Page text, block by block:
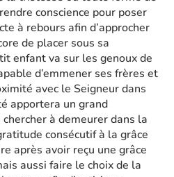
conscience pour poser
à rebours afin d’approcher
de placer sous sa
enfant va sur les genoux de
d’emmener ses frères et
avec le Seigneur dans
apportera un grand
à demeurer dans la
consécutif à la grâce
après avoir reçu une grâce
aussi faire le choix de la